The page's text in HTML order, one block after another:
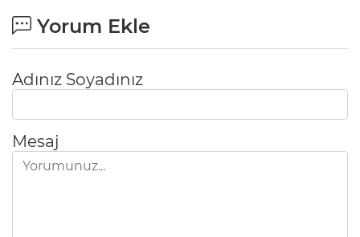
Yorum Ekle
Adınız Soyadınız
Mesaj